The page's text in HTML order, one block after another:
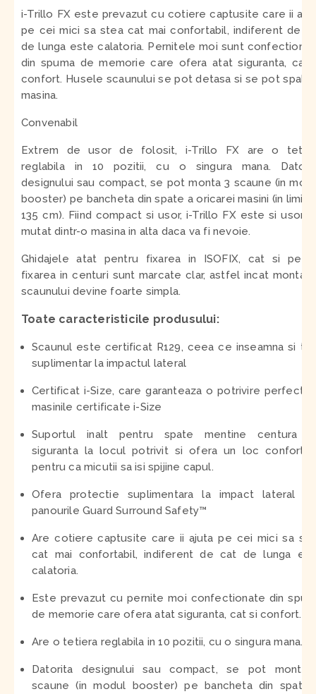
i-Trillo FX este prevazut cu cotiere captusite care ii
pe cei mici sa stea cat mai confortabil, indiferent de
de lunga este calatoria. Pernitele moi sunt
din spuma de memorie care ofera atat siguranta, cat
confort. Husele scaunului se pot detasa si se pot spala
masina.
Convenabil
Extrem de usor de folosit, i-Trillo FX are o
reglabila in 10 pozitii, cu o singura mana.
designului sau compact, se pot monta 3 scaune (in
booster) pe bancheta din spate a oricarei masini (in limita
135 cm). Fiind compact si usor, i-Trillo FX este si usor
mutat dintr-o masina in alta daca va fi nevoie.
Ghidajele atat pentru fixarea in ISOFIX, cat si
fixarea in centuri sunt marcate clar, astfel incat
scaunului devine foarte simpla.
Toate caracteristicile produsului:
Scaunul este certificat R129, ceea ce inseamna si
suplimentar la impactul lateral
Certificat i-Size, care garanteaza o potrivire perfecta
masinile certificate i-Size
Suportul inalt pentru spate mentine centura
siguranta la locul potrivit si ofera un loc
pentru ca micutii sa isi spijine capul.
Ofera protectie suplimentara la impact lateral
panourile Guard Surround Safety™
Are cotiere captusite care ii ajuta pe cei mici sa
cat mai confortabil, indiferent de cat de lunga
calatoria.
Este prevazut cu pernite moi confectionate din
de memorie care ofera atat siguranta, cat si confort.
Are o tetiera reglabila in 10 pozitii, cu o singura mana.
Datorita designului sau compact, se pot monta
scaune (in modul booster) pe bancheta din spate